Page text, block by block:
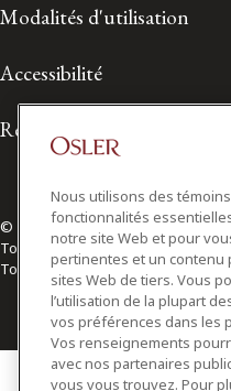
Modalités d'utilisation
Accessibilité
Relations avec les médias
© 2026 Osler, Hoskin & Harcourt
Tous droits réservés
Toronto | Montréal | Calgary |
Nous utilisons des
fonctionnalités
notre site Web et pour
pertinentes et un contenu
sites Web de tiers. Vous
l’utilisation de la plupart
vos préférences dans les
Vos renseignements
avec nos partenaires
vous vous trouvez. Pour